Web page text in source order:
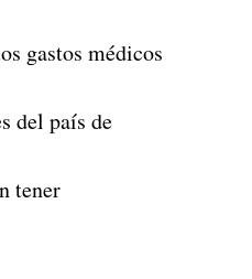
gastos médicos
del país de
tener